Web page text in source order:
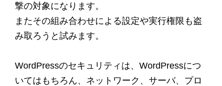
撃の対象になります。
またその組み合わせによる設定や実行権限も盗
み取ろうと試みます。
WordPressのセキュリティは、WordPressにつ
いてはもちろん、ネットワーク、サーバ、プロ